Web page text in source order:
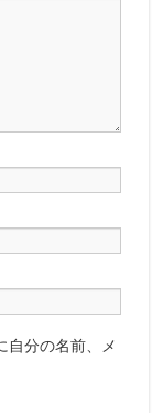
自分の名前、メ